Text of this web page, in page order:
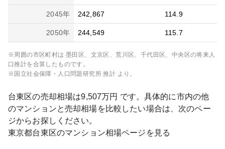
2045年 242,867 114.9
2050年 244,549 115.7
※周囲の市区町村は 墨田区、文京区、荒川区、千代田区、中央区の将来人
口推計を合算したものです。
※国立社会保障・人口問題研究所 推計 より。
台東区の売却相場は9,507万円 です。具体的に市内の他
のマンションと売却相場を比較したい場合は、次のペー
ジからお探しください。
東京都台東区のマンション相場ページを見る